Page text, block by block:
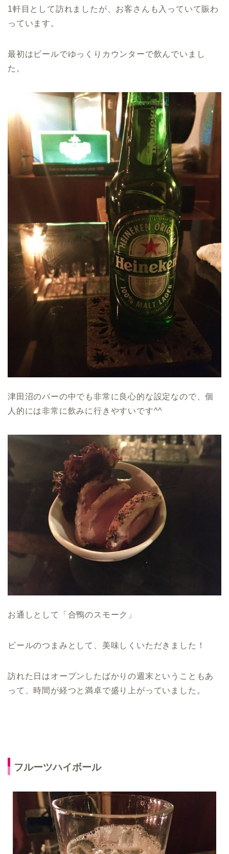
1軒目として訪れましたが、お客さんも入っていて賑わ
っています。
最初はビールでゆっくりカウンターで飲んでいまし
た。
津田沼のバーの中でも非常に良心的な設定なので、個
人的には非常に飲みに行きやすいです^^
お通しとして「合鴨のスモーク」
ビールのつまみとして、美味しくいただきました！
訪れた日はオープンしたばかりの週末ということもあ
って、時間が経つと満卓で盛り上がっていました。
フルーツハイボール